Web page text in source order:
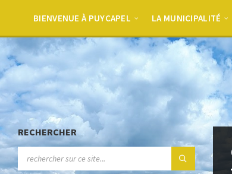
BIENVENUE À PUYCAPEL LA MUNICIPALITÉ
RECHERCHER